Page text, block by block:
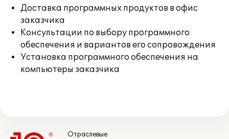
Доставка программных продуктов в офис
заказчика
Консультации по выбору программного
обеспечения и вариантов его сопровождения
Установка программного обеспечения на
компьютеры заказчика
Отраслевые